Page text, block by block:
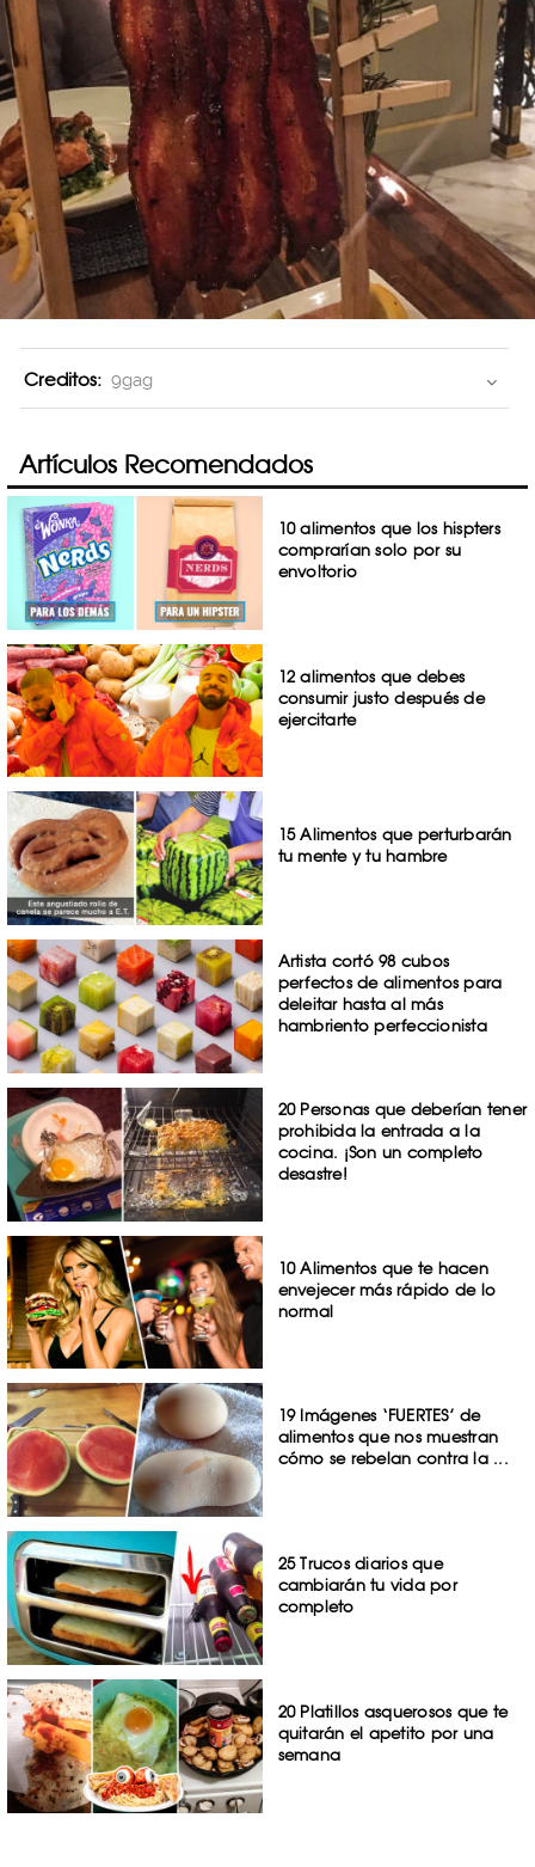
Creditos: 9gag
Artículos Recomendados
10 alimentos que los hispters
comprarían solo por su
envoltorio
12 alimentos que debes
consumir justo después de
ejercitarte
15 Alimentos que perturbarán
tu mente y tu hambre
Artista cortó 98 cubos
perfectos de alimentos para
deleitar hasta al más
hambriento perfeccionista
20 Personas que deberían tener
prohibida la entrada a la
cocina. ¡Son un completo
desastre!
10 Alimentos que te hacen
envejecer más rápido de lo
normal
19 Imágenes ‘FUERTES’ de
alimentos que nos muestran
cómo se rebelan contra la ...
25 Trucos diarios que
cambiarán tu vida por
completo
20 Platillos asquerosos que te
quitarán el apetito por una
semana